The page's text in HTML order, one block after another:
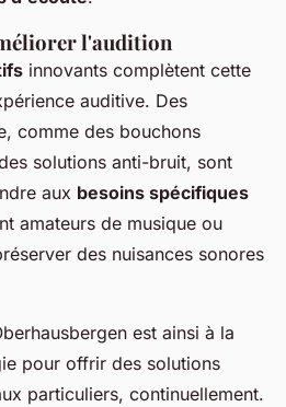
l'audition
innovants complètent cette
auditive. Des
comme des bouchons
solutions anti-bruit, sont
aux besoins spécifiques
amateurs de musique ou
des nuisances sonores
est ainsi à la
pour offrir des solutions
particuliers, continuellement.